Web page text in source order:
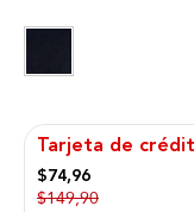
Tarjeta de
$74,96
$149,90